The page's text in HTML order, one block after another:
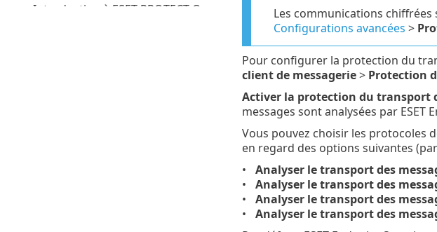
Les communications
Configurations avancées >
Pour configurer la protection du
client de messagerie> Protection
Activer la protection du transport
messages sont analysées par ESET
Vous pouvez choisir les protocoles
en regard des options suivantes
Analyser le transport des
Analyser le transport des
Analyser le transport des
Analyser le transport des